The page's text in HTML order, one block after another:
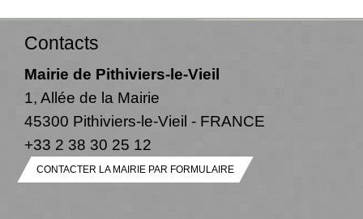
Contacts
Mairie de Pithiviers-le-Vieil
1, Allée de la Mairie
45300 Pithiviers-le-Vieil - FRANCE
+33 2 38 30 25 12
CONTACTER LA MAIRIE PAR FORMULAIRE